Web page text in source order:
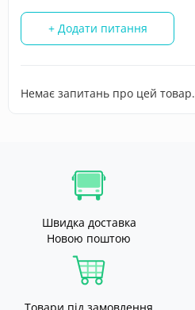
+ Додати питання
Немає запитань про цей товар.
Швидка доставка
Новою поштою